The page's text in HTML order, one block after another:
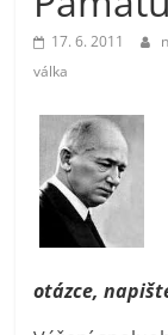
prospívá?
17. 6. 2011
válka
otázce,